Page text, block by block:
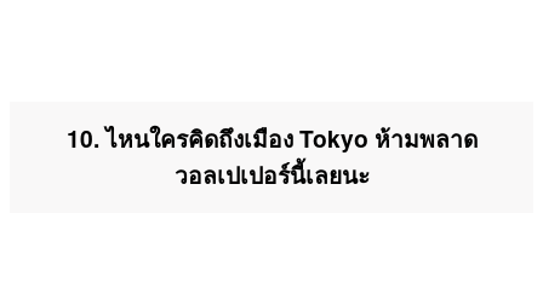
10. ไหนใครคิดถึงเมือง Tokyo ห้ามพลาด
วอลเปเปอร์นี้เลยนะ